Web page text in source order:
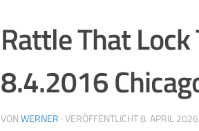
Rattle That
8.4.2016
VONWERNER · VERÖFFENTLICHT8. APRIL 2026